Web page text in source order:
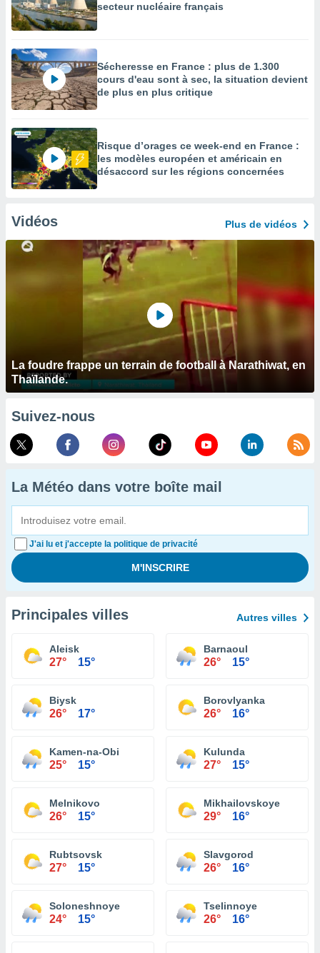
secteur nucléaire français
Sécheresse en France : plus de 1.300
cours d'eau sont à sec, la situation devient
de plus en plus critique
Risque d’orages ce week-end en France :
les modèles européen et américain en
désaccord sur les régions concernées
Vidéos Plus de vidéos
La foudre frappe un terrain de football à Narathiwat, en
Thaïlande.
Suivez-nous
La Météo dans votre boîte mail
J'ai lu et j'accepte la politique de privacité
Principales villes Autres villes
Aleisk
27° 15°
Barnaoul
26° 15°
Biysk
26° 17°
Borovlyanka
26° 16°
Kamen-na-Obi
25° 15°
Kulunda
27° 15°
Melnikovo
26° 15°
Mikhailovskoye
29° 16°
Rubtsovsk
27° 15°
Slavgorod
26° 16°
Soloneshnoye
24° 15°
Tselinnoye
26° 16°